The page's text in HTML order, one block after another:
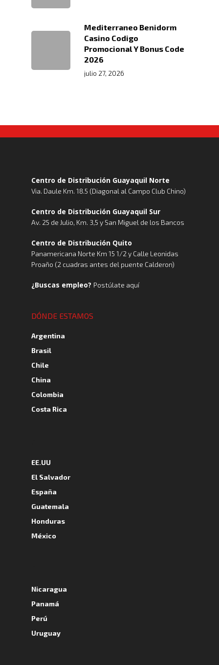
Mediterraneo Benidorm
Casino Codigo
Promocional Y Bonus Code
2026
julio 27, 2026
Centro de Distribución Guayaquil Norte
Via. Daule Km. 18.5 (Diagonal al Campo Club Chino)
Centro de Distribución Guayaquil Sur
Av. 25 de Julio, Km. 3,5 y San Miguel de los Bancos
Centro de Distribución Quito
Panamericana Norte Km 15 1/2 y Calle Leonidas
Proaño (2 cuadras antes del puente Calderon)
¿Buscas empleo? Postúlate aquí
DÓNDE ESTAMOS
Argentina
Brasil
Chile
China
Colombia
Costa Rica
EE.UU
El Salvador
España
Guatemala
Honduras
México
Nicaragua
Panamá
Perú
Uruguay